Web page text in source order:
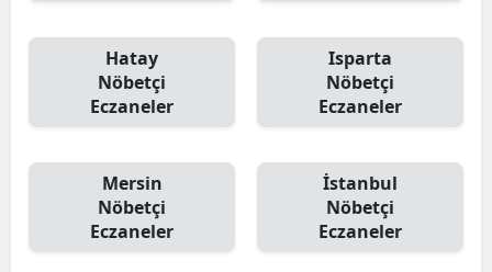
Hatay
Nöbetçi
Eczaneler
Isparta
Nöbetçi
Eczaneler
Mersin
Nöbetçi
Eczaneler
İstanbul
Nöbetçi
Eczaneler